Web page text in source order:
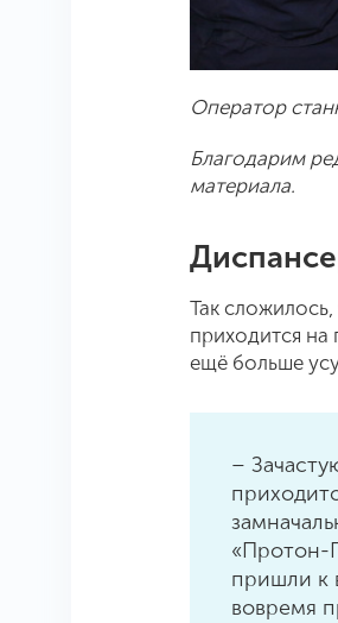
Оператор
Благодарим
материала.
Так
приходится
ещё больше
–
«Протон-
пришли к
вовремя